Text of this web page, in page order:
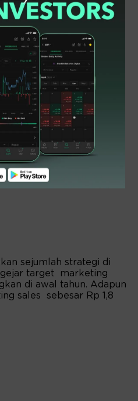
sejumlah strategi di
target marketing
di awal tahun. Adapun
sales sebesar Rp 1,8